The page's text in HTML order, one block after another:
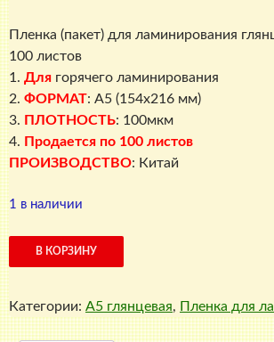
Пленка (пакет) для ламинирования
100 листов
1. Для горячего ламинирования
2. ФОРМАТ: A5 (154х216 мм)
3. ПЛОТНОСТЬ: 100мкм
4. Продается по 100 листов
ПРОИЗВОДСТВО: Китай
1 в наличии
Количество
товара
Пленка
для
ламинирования
В КОРЗИНУ
Категории: A5 глянцевая, Пленка для